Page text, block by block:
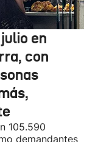
en
con
105.590
demandantes